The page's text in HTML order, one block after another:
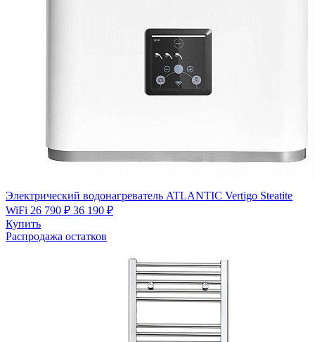
Электрический водонагреватель ATLANTIC Vertigo Steatite
WiFi 26 790 ₽ 36 190 ₽
Купить
Распродажа остатков